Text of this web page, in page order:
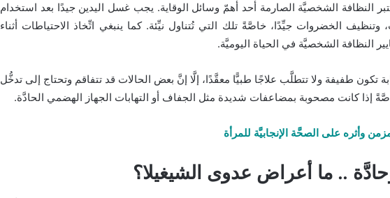
النظافة الشخصيَّة الصارمة أحد أهمّ وسائل الوقاية. يجب غسل اليدين جيدًا بعد استخدام
وتنظيف الخضروات جيِّدًا، خاصَّةً تلك التي تُتناول نيِّئة. كما ينبغي اتِّخاذ الاحتياطات أثناء
النظافة الشخصيَّة في الحياة اليوميَّة.
تكون طفيفة ولا تتطلَّب علاجًا طبيًّا معقَّدًا، إلَّا إنَّ بعض الحالات قد تتفاقم وتحتاج إلى تدخُّل
إذا كانت مصحوبة بمضاعفات شديدة مثل الجفاف أو التهابات الجهاز الهضمي الحادَّة.
وأثره على الصحَّة الإنجابيَّة للمرأة
.. ما أعراض عدوى الشيغيلا؟